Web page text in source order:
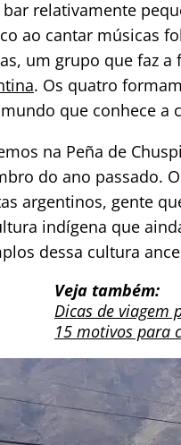
relativamente
ao cantar músicas
um grupo que faz a
. Os quatro
que conhece a
na Peña de
do ano passado.
argentinos, gente
indígena que
dessa cultura
Veja também:
Dicas de viagem
15 motivos para